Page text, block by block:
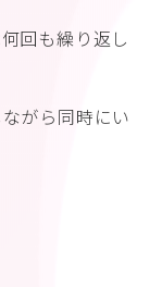
回も繰り返し
がら同時にい